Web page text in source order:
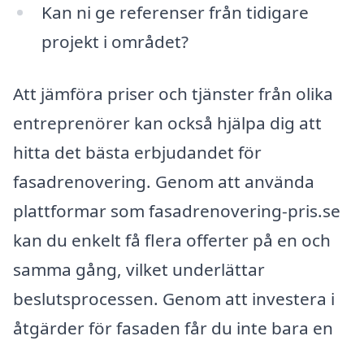
Kan ni ge referenser från tidigare
projekt i området?
Att jämföra priser och tjänster från olika
entreprenörer kan också hjälpa dig att
hitta det bästa erbjudandet för
fasadrenovering. Genom att använda
plattformar som fasadrenovering-pris.se
kan du enkelt få flera offerter på en och
samma gång, vilket underlättar
beslutsprocessen. Genom att investera i
åtgärder för fasaden får du inte bara en